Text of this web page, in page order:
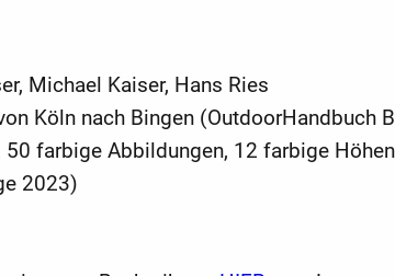
Michael Kaiser, Hans Ries
Köln nach Bingen (OutdoorHandbuch
50 farbige Abbildungen, 12 farbige
2023)